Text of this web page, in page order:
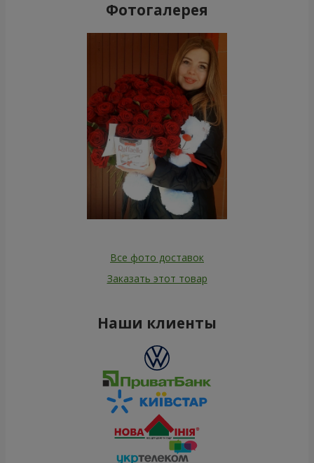
Фотогалерея
Все фото доставок
Заказать этот товар
Наши клиенты